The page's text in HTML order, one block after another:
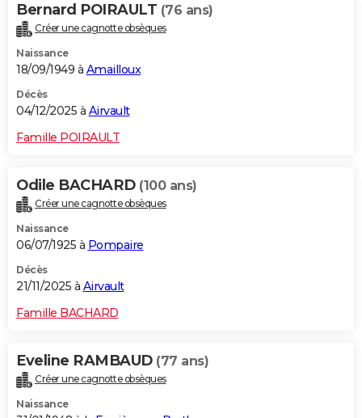
Bernard POIRAULT (76 ans)
Créer une cagnotte obsèques
Naissance
18/09/1949 à Amailloux
Décès
04/12/2025 à Airvault
Famille POIRAULT
Odile BACHARD (100 ans)
Créer une cagnotte obsèques
Naissance
06/07/1925 à Pompaire
Décès
21/11/2025 à Airvault
Famille BACHARD
Eveline RAMBAUD (77 ans)
Créer une cagnotte obsèques
Naissance